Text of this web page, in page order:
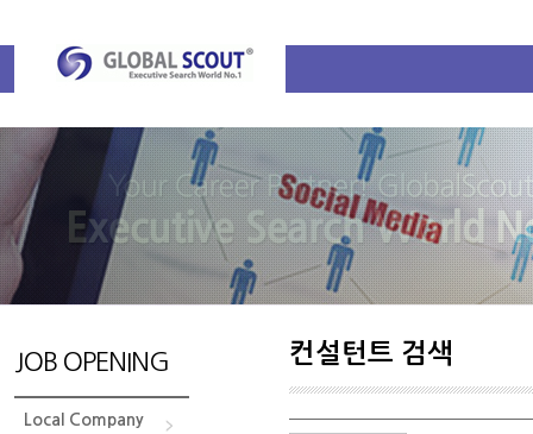
JOB OPENING
Local Company
컨설턴트 검색